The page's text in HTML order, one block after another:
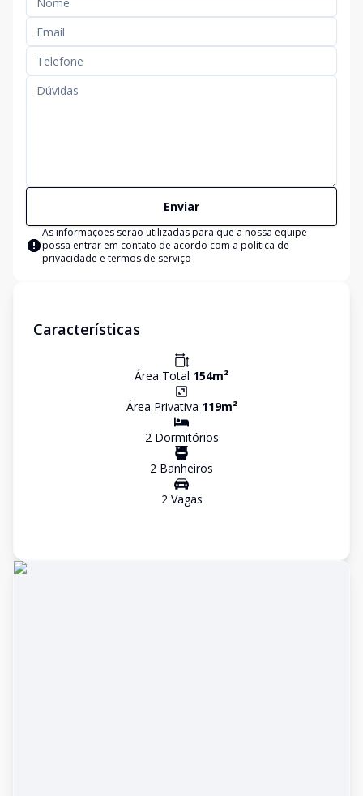
Enviar
As informações serão utilizadas para que a nossa equipe
possa entrar em contato de acordo com a política de
privacidade e termos de serviço
Características
Área Total 154m²
Área Privativa 119m²
2Dormitórios
2 Banheiros
2Vagas